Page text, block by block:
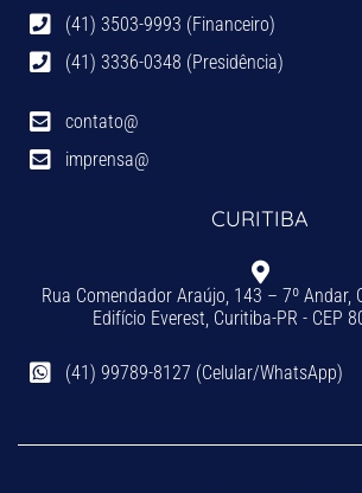
(41) 3503-9993 (Financeiro)
(41) 3336-0348 (Presidência)
contato@
imprensa@
CURITIBA
Rua Comendador Araújo, 143 – 7º Andar,
Edifício Everest, Curitiba-PR - CEP
(41) 99789-8127 (Celular/WhatsApp)